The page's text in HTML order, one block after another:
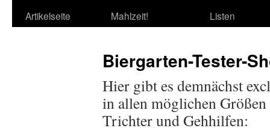
Inhalt
Artikelseite
Mahlzeit!
Listen
Biergarten-Tester-
Hier gibt es demnächst
in allen möglichen
Trichter und Gehhilfen: